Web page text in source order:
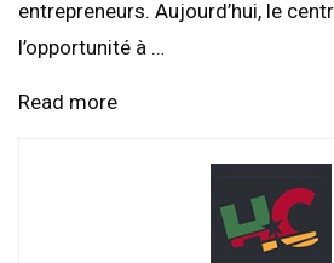
entrepreneurs. Aujourd’hui, le
l’opportunité à …
Read more